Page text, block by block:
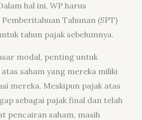
hal ini, WP harus
Tahunan (SPT)
tahun pajak sebelumnya.
modal, penting untuk
saham yang mereka miliki
mereka. Meskipun pajak atas
sebagai pajak final dan telah
pencairan saham, masih